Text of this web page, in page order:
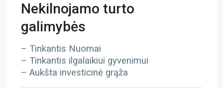
Nekilnojamo turto
galimybės
– Tinkantis Nuomai
– Tinkantis ilgalaikiui gyvenimui
– Aukšta investicinė grąža